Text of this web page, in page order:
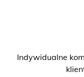
Indywidualne